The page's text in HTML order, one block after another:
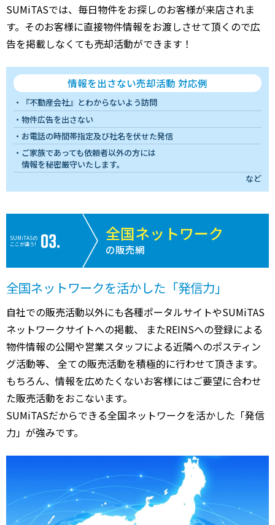
SUMiTASでは、毎日物件をお探しのお客様が来店されま
す。そのお客様に直接物件情報をお渡しさせて頂くので広
告を掲載しなくても売却活動ができます！
情報を出さない売却活動 対応例
『不動産会社』とわからないよう訪問
物件広告を出さない
お電話の時間帯指定及び社名を伏せた発信
ご家族であっても依頼者以外の方には
情報を秘密厳守いたします。
など
SUMiTASの
ここが違う!
全国ネットワーク
の販売網
全国ネットワークを活かした「発信力」
自社での販売活動以外にも各種ポータルサイトやSUMiTAS
ネットワークサイトへの掲載、 またREINSへの登録による
物件情報の公開や営業スタッフによる近隣へのポスティン
グ活動等、 全ての販売活動を積極的に行わせて頂きます。
もちろん、情報を広めたくないお客様にはご要望に合わせ
た販売活動をおこないます。
SUMiTASだからできる全国ネットワークを活かした「発信
力」が強みです。